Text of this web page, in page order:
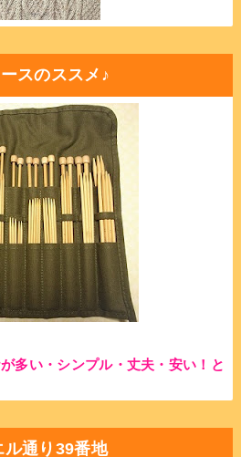
スのススメ♪
多い・シンプル・丈夫・安い！と
通り39番地